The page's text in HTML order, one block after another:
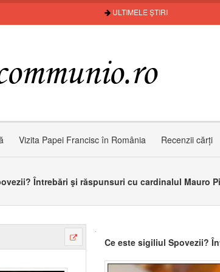
ULTIMELE ȘTIRI
Vizita Papei Francisc în România Recenzii cărți
Întrebări şi răspunsuri cu cardinalul Mauro
Ce este sigiliul Spovezii?